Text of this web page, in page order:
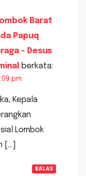
Barat
Papuq
- Desus
berkata:
pm
Kepala
Lombok
[…]
BALAS